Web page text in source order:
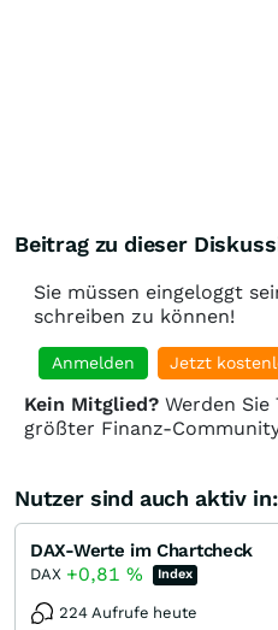
Beitrag zu dieser
Sie müssen eingeloggt
schreiben zu können!
Anmelden Jetzt
Kein Mitglied? Werden
größter Finanz-
Nutzer sind auch aktiv in:
DAX-Werte im Chartcheck
DAX +0,81 % Index
224 Aufrufe heute